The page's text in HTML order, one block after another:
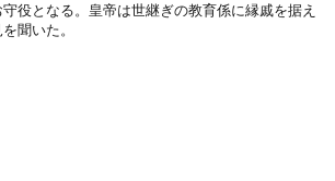
役となる。 皇帝は世継ぎの教育係に縁戚を据え
聞いた。